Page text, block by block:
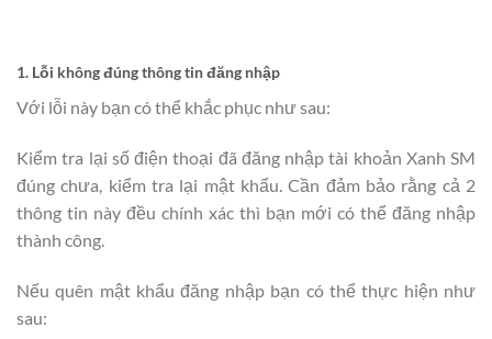
1. Lỗi không đúng thông tin đăng nhập
Với lỗi này bạn có thể khắc phục như sau:
Kiểm tra lại số điện thoại đã đăng nhập tài khoản Xanh SM
đúng chưa, kiểm tra lại mật khẩu. Cần đảm bảo rằng cả 2
thông tin này đều chính xác thì bạn mới có thể đăng nhập
thành công.
Nếu quên mật khẩu đăng nhập bạn có thể thực hiện như
sau: